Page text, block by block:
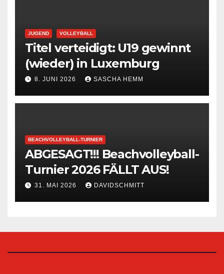
JUGEND VOLLEYBALL
Titel verteidigt: U19 gewinnt
(wieder) in Luxemburg
8. JUNI 2026 SASCHA HEMM
BEACHVOLLEYBALL-TURNIER
ABGESAGT!!! Beachvolleyball-
Turnier 2026 FÄLLT AUS!
31. MAI 2026 DAVIDSCHMITT